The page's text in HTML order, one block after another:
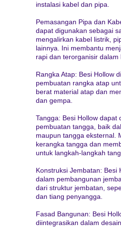
instalasi kabel dan pipa.
Pemasangan Pipa dan
dapat digunakan sebagai
mengalirkan kabel listrik,
lainnya. Ini membantu
rapi dan terorganisir dalam
Rangka Atap: Besi Hollow
pembuatan rangka atap
berat material atap dan
dan gempa.
Tangga: Besi Hollow dapat
pembuatan tangga, baik
maupun tangga eksternal.
kerangka tangga dan
untuk langkah-langkah
Konstruksi Jembatan: Besi
dalam pembangunan
dari struktur jembatan,
dan tiang penyangga.
Fasad Bangunan: Besi
diintegrasikan dalam